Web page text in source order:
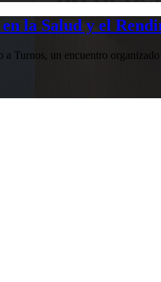
la Salud y el
a Turnos, un encuentro